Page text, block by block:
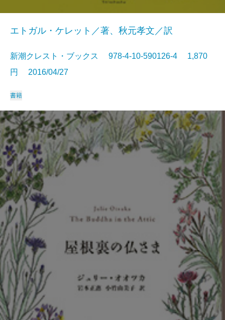
エトガル・ケレット／著、秋元孝文／訳
新潮クレスト・ブックス 978-4-10-590126-4 1,870
円 2016/04/27
書籍